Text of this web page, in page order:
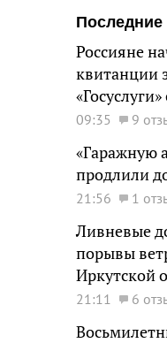
Последние
Россияне
квитанции
09:35 9
«Гаражную
продлили
21:56 1
Ливневые
порывы
Иркутской
21:11 6